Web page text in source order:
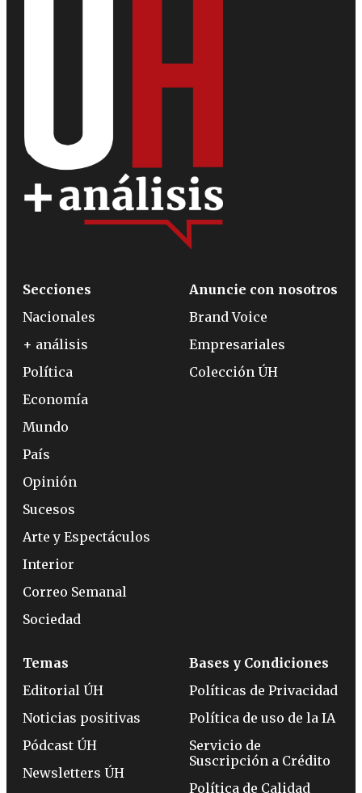
Secciones
Nacionales
+ análisis
Política
Economía
Mundo
País
Opinión
Sucesos
Arte y Espectáculos
Interior
Correo Semanal
Sociedad
Anuncie con nosotros
Brand Voice
Empresariales
Colección ÚH
Temas
Editorial ÚH
Noticias positivas
Pódcast ÚH
Newsletters ÚH
Bases y Condiciones
Políticas de Privacidad
Política de uso de la IA
Servicio de
Suscripción a Crédito
Política de Calidad